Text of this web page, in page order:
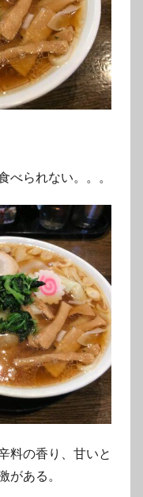
べられない。。。
料の香り、甘いと
がある。